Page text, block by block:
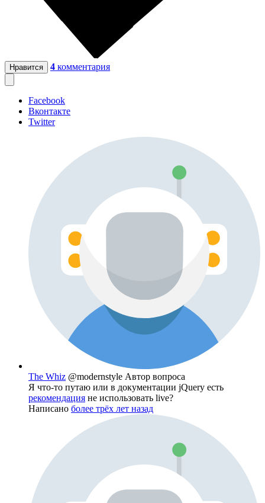
Нравится 4 комментария
Facebook
Вконтакте
Twitter
The Whiz @modernstyle Автор вопроса
Я что-то путаю или в документации jQuery есть
рекомендация не использовать live?
Написано более трёх лет назад